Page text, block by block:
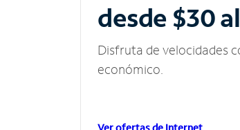
desde $30
Disfruta de velocidades
económico.